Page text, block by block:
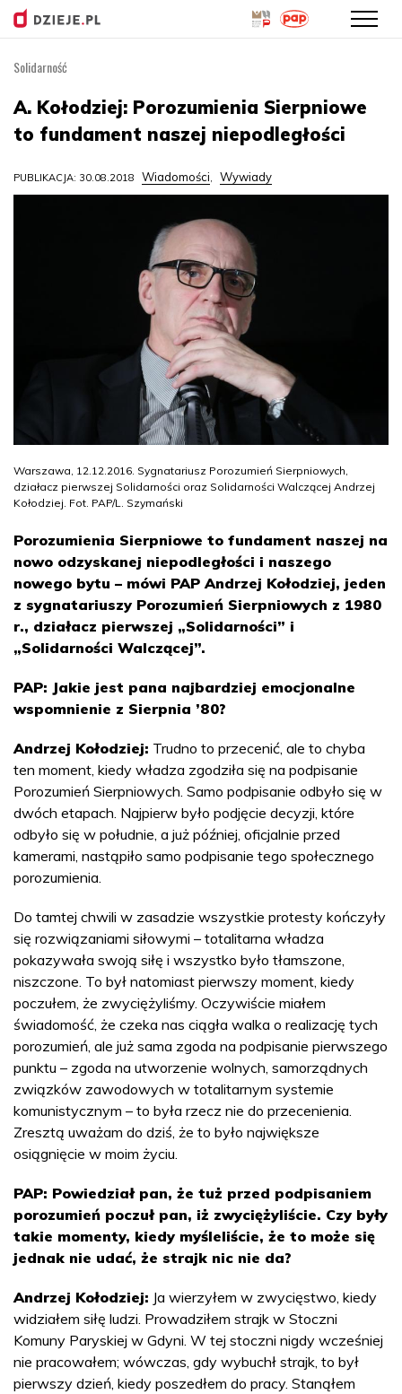
treści
Solidarność
A. Kołodziej: Porozumienia Sierpniowe
to fundament naszej niepodległości
PUBLIKACJA: 30.08.2018 Wiadomości, Wywiady
Warszawa, 12.12.2016. Sygnatariusz Porozumień Sierpniowych,
działacz pierwszej Solidarności oraz Solidarności Walczącej Andrzej
Kołodziej. Fot. PAP/L. Szymański
Porozumienia Sierpniowe to fundament naszej na
nowo odzyskanej niepodległości i naszego
nowego bytu – mówi PAP Andrzej Kołodziej, jeden
z sygnatariuszy Porozumień Sierpniowych z 1980
r., działacz pierwszej „Solidarności” i
„Solidarności Walczącej”.
PAP: Jakie jest pana najbardziej emocjonalne
wspomnienie z Sierpnia ’80?
Andrzej Kołodziej: Trudno to przecenić, ale to chyba
ten moment, kiedy władza zgodziła się na podpisanie
Porozumień Sierpniowych. Samo podpisanie odbyło się w
dwóch etapach. Najpierw było podjęcie decyzji, które
odbyło się w południe, a już później, oficjalnie przed
kamerami, nastąpiło samo podpisanie tego społecznego
porozumienia.
Do tamtej chwili w zasadzie wszystkie protesty kończyły
się rozwiązaniami siłowymi – totalitarna władza
pokazywała swoją siłę i wszystko było tłamszone,
niszczone. To był natomiast pierwszy moment, kiedy
poczułem, że zwyciężyliśmy. Oczywiście miałem
świadomość, że czeka nas ciągła walka o realizację tych
porozumień, ale już sama zgoda na podpisanie pierwszego
punktu – zgoda na utworzenie wolnych, samorządnych
związków zawodowych w totalitarnym systemie
komunistycznym – to była rzecz nie do przecenienia.
Zresztą uważam do dziś, że to było największe
osiągnięcie w moim życiu.
PAP: Powiedział pan, że tuż przed podpisaniem
porozumień poczuł pan, iż zwyciężyliście. Czy były
takie momenty, kiedy myśleliście, że to może się
jednak nie udać, że strajk nic nie da?
Andrzej Kołodziej: Ja wierzyłem w zwycięstwo, kiedy
widziałem siłę ludzi. Prowadziłem strajk w Stoczni
Komuny Paryskiej w Gdyni. W tej stoczni nigdy wcześniej
nie pracowałem; wówczas, gdy wybuchł strajk, to był
pierwszy dzień, kiedy poszedłem do pracy. Stanąłem